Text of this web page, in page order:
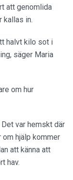
att genomlida
kallas in.
halvt kilo sot i
säger Maria
om hur
var hemskt där
om hjälp kommer
att känna att
hav.